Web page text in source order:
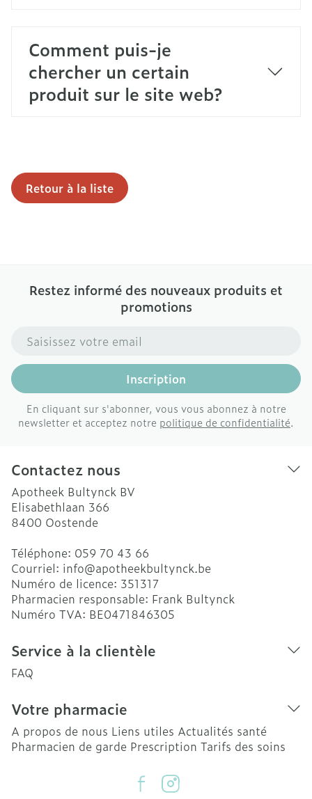
Comment puis-je
chercher un certain
produit sur le site web?
Retour à la liste
Restez informé des nouveaux produits et
promotions
Adresse mail
Inscription
En cliquant sur s'abonner, vous vous abonnez à notre
newsletter et acceptez notre politique de confidentialité.
Contactez nous
Apotheek Bultynck BV
Elisabethlaan 366
8400 Oostende
Téléphone: 059 70 43 66
Courriel: info@apotheekbultynck.be
Numéro de licence: 351317
Pharmacien responsable: Frank Bultynck
Numéro TVA: BE0471846305
Service à la clientèle
FAQ
Votre pharmacie
A propos de nous Liens utiles Actualités santé
Pharmacien de garde Prescription Tarifs des soins